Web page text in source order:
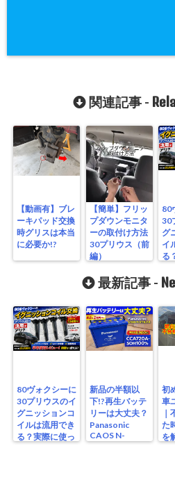
関連記事 -
【動画有】ブレ
ーキパッド交換
時グリスは本当
に必要か!?
【簡単】フリッ
プダウンモニタ
ーの取付け方法
30プリウス（前
編）
80
30
グ
イ
る
最新記事 -
80ヴォクシーに
30プリウスのイ
グニッションコ
イルは流用でき
る？実際に使っ
新品の半額以
下!?再生バッテ
リーは大丈夫？
Panasonic
CAOS N-
S115/A4を実測
初
車
｜
た
を